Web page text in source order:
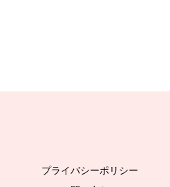
プライバシーポリシー